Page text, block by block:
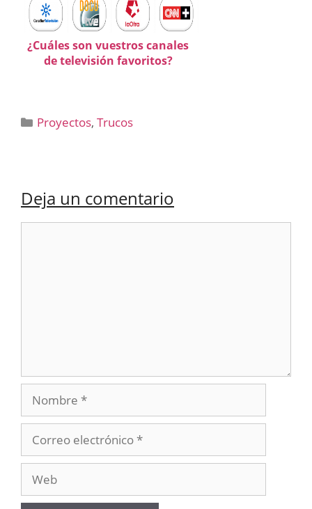
¿Cuáles son vuestros canales
de televisión favoritos?
Categorías
Proyectos,Trucos
Deja un comentario
Nombre
electrónico